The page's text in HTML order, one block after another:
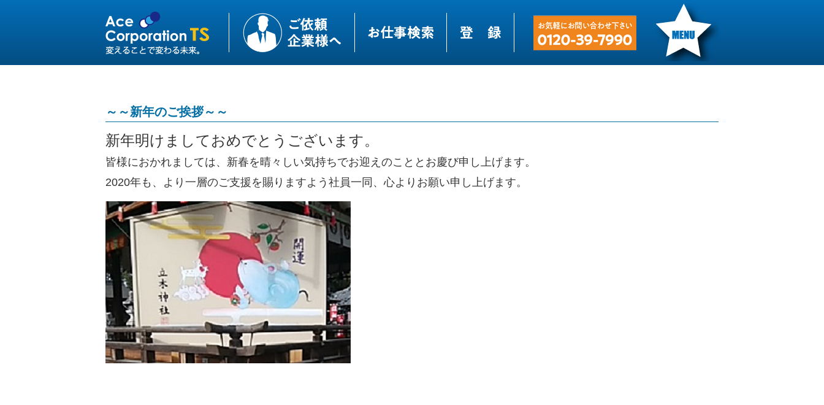
～～新年のご挨拶～～
新年明けましておめでとうございます。
皆様におかれましては、新春を晴々しい気持ちでお迎えのこととお慶び申し上げます。
2020年も、より一層のご支援を賜りますよう社員一同、心よりお願い申し上げます。